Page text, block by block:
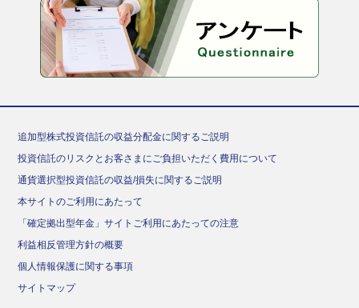
追加型株式投資信託の収益分配金に関するご説明
投資信託のリスクとお客さまにご負担いただく費用について
通貨選択型投資信託の収益/損失に関するご説明
本サイトのご利用にあたって
「確定拠出型年金」サイトご利用にあたっての注意
利益相反管理方針の概要
個人情報保護に関する事項
サイトマップ